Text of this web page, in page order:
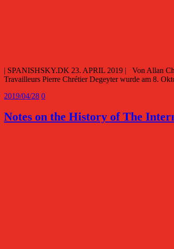
| SPANISHSKY.DK 23. APRIL 2019 | Von Allan
Travailleurs Pierre Chrétier Degeyter wurde am 8.
2019/04/28 0
Notes on the History of The